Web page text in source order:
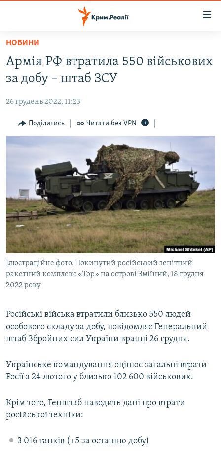
Перейти
основного
матеріалу
до
навігації
Перейти
ВОДА.КРИМ
ВІДЕО ТА ФОТО
ПОЛІТИКА
БЛОГИ
ВСЕ ЗА ДЕНЬ
СПЕЦПРОЕКТИ
ДЕПОРТАЦІЯ
ВІДЕОУРОКИ «ELIFBE»
СВІДЧЕННЯ ОКУПАЦІЇ
УКРАЇНСЬКА ПРОБЛЕМА КРИМУ
ІНФОГРАФІКА
ЯК ОБІЙТИ БЛОКУВАННЯ
Русский
Qırımtatar
ДОЛУЧАЙСЯ!
Усі сайти RFE/RL
НОВИНИ
Армія РФ втратила 550 військових
за добу – штаб ЗСУ
26 грудень 2022, 11:23
Поділитись Читати без VPN
Ілюстраційне фото. Покинутий російський зенітний
ракетний комплекс «Тор» на острові Зміїний, 18 грудня
2022 року
Російські війська втратили близько 550 людей
особового складу за добу, повідомляє Генеральний
штаб Збройних сил України вранці 26 грудня.
Українське командування оцінює загальні втрати
Росії з 24 лютого у близько 102 600 військових.
Крім того, Генштаб наводить дані про втрати
російської техніки:
3 016 танків (+5 за останню добу)